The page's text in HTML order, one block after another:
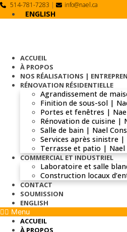
Skip514-781-7283 | info@nael.ca
ENGLISH
ACCUEIL
À PROPOS
NOS RÉALISATIONS |
RÉNOVATION RÉSIDENTIELLE
Agrandissement de
Finition de sous-sol |
Portes et fenêtres |
Rénovation de cuisine |
Salle de bain | Nael
Services après sinistre
Terrasse et patio |
COMMERCIAL ET INDUSTRIEL
Laboratoire et salle
Construction locaux
CONTACT
SOUMISSION
ENGLISH
Menu
ACCUEIL
À PROPOS